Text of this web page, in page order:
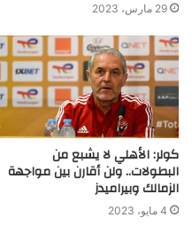
29 مارس، 2023
كولر: الأهلي لا يشبع من
البطولات.. ولن أقارن بين مواجهة
الزمالك وبيراميدز
4 مايو، 2023